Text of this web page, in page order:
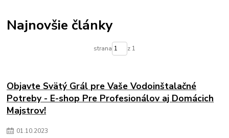
mechanické filtre pre domácnosť
údržba filtra na vodu
chutná pitná voda
zdravie a voda
Najnovšie články
strana z 1
Objavte Svätý Grál pre Vaše Vodoinštalačné
Potreby - E-shop Pre Profesionálov aj Domácich
Majstrov!
01.10.2023